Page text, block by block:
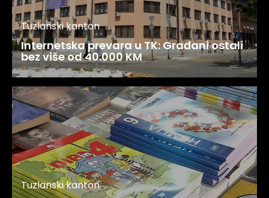
Tuzlanski kanton
Internetska prevara u TK: Građani ostali
bez više od 40.000 KM
Tuzlanski kanton